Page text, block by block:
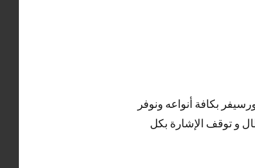
بكافة أنواعه ونوفر
و توقف الإشارة بكل